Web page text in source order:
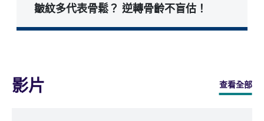
皺紋多代表骨鬆？ 逆轉骨齡不盲估！
影片 查看全部